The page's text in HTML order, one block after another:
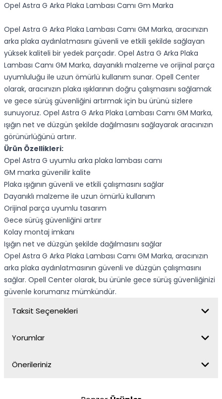
Opel Astra G Arka Plaka Lambası Camı Gm Marka
Opel Astra G Arka Plaka Lambası Camı GM Marka, aracınızın
arka plaka aydınlatmasını güvenli ve etkili şekilde sağlayan
yüksek kaliteli bir yedek parçadır. Opel Astra G Arka Plaka
Lambası Camı GM Marka, dayanıklı malzeme ve orijinal parça
uyumluluğu ile uzun ömürlü kullanım sunar. Opell Center
olarak, aracınızın plaka ışıklarının doğru çalışmasını sağlamak
ve gece sürüş güvenliğini artırmak için bu ürünü sizlere
sunuyoruz. Opel Astra G Arka Plaka Lambası Camı GM Marka,
ışığın net ve düzgün şekilde dağılmasını sağlayarak aracınızın
görünürlüğünü artırır.
Ürün Özellikleri:
Opel Astra G uyumlu arka plaka lambası camı
GM marka güvenilir kalite
Plaka ışığının güvenli ve etkili çalışmasını sağlar
Dayanıklı malzeme ile uzun ömürlü kullanım
Orijinal parça uyumlu tasarım
Gece sürüş güvenliğini artırır
Kolay montaj imkanı
Işığın net ve düzgün şekilde dağılmasını sağlar
Opel Astra G Arka Plaka Lambası Camı GM Marka, aracınızın
arka plaka aydınlatmasının güvenli ve düzgün çalışmasını
sağlar. Opell Center olarak, bu ürünle gece sürüş güvenliğinizi
güvenle korumanız mümkündür.
Taksit Seçenekleri
Yorumlar
Önerileriniz